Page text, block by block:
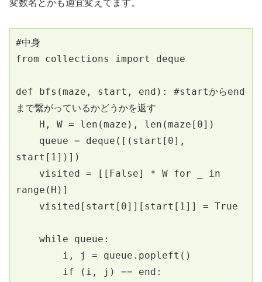
変数名とかも適宜変えてます。
#中身
from collections import deque
def bfs(maze, start, end): #startからend
まで繋がっているかどうかを返す
    H, W = len(maze), len(maze[0])
start[1])])
range(H)]
    visited[start[0]][start[1]] = True
    while queue:
        i, j = queue.popleft()
        if (i, j) == end: